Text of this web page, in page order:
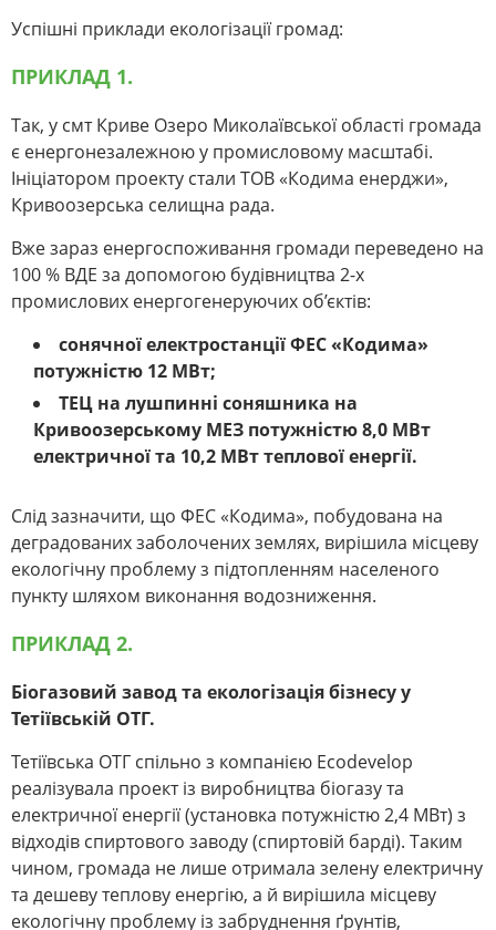
Успішні приклади екологізації громад:
ПРИКЛАД 1.
Так, у смт Криве Озеро Миколаївської області громада
є енергонезалежною у промисловому масштабі.
Ініціатором проекту стали ТОВ «Кодима енерджи»,
Кривоозерська селищна рада.
Вже зараз енергоспоживання громади переведено на
100 % ВДЕ за допомогою будівництва 2-х
промислових енергогенеруючих об’єктів:
сонячної електростанції ФЕС «Кодима»
потужністю 12 МВт;
ТЕЦ на лушпинні соняшника на
Кривоозерському МЕЗ потужністю 8,0 МВт
електричної та 10,2 МВт теплової енергії.
Слід зазначити, що ФЕС «Кодима», побудована на
деградованих заболочених землях, вирішила місцеву
екологічну проблему з підтопленням населеного
пункту шляхом виконання водозниження.
ПРИКЛАД 2.
Біогазовий завод та екологізація бізнесу у
Тетіївській ОТГ.
Тетіївська ОТГ спільно з компанією Ecodevelop
реалізувала проект із виробництва біогазу та
електричної енергії (установка потужністю 2,4 МВт) з
відходів спиртового заводу (спиртовій барді). Таким
чином, громада не лише отримала зелену електричну
та дешеву теплову енергію, а й вирішила місцеву
екологічну проблему із забруднення ґрунтів,